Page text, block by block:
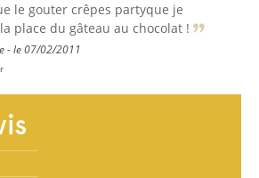
le gouter crêpes partyque je
place du gâteau au chocolat !
- le 07/02/2011